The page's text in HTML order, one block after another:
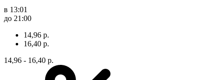
в 13:01
до 21:00
14,96 р.
16,40 р.
14,96 - 16,40 р.